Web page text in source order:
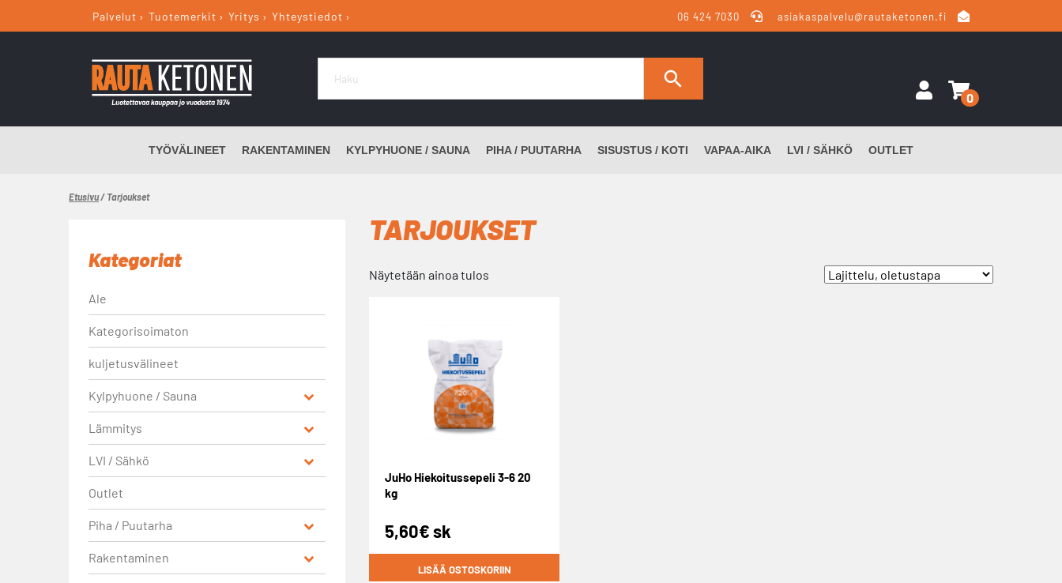
Palvelut Tuotemerkit Yritys Yhteystiedot 06 424 7030 asiakaspalvelu@rautaketonen.fi
0
TYÖVÄLINEET RAKENTAMINEN KYLPYHUONE / SAUNA PIHA / PUUTARHA SISUSTUS / KOTI VAPAA-AIKA LVI / SÄHKÖ OUTLET
Etusivu/ Tarjoukset
Kategoriat
Ale
Kategorisoimaton
kuljetusvälineet
Kylpyhuone / Sauna
Lämmitys
LVI / Sähkö
Outlet
Piha / Puutarha
Rakentaminen
TARJOUKSET
Näytetään ainoa tulos
JuHo Hiekoitussepeli 3-6 20
kg
5,60€sk
LISÄÄ OSTOSKORIIN